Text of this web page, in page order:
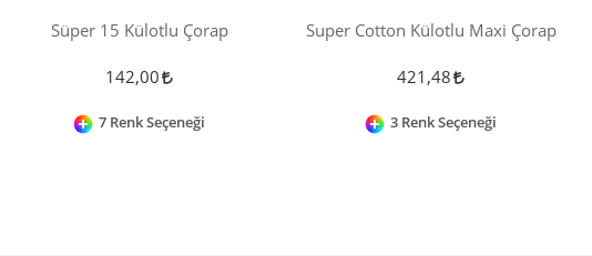
Süper 15 Külotlu Çorap
142,00
7 Renk Seçeneği
Super Cotton Külotlu Maxi Çorap
421,48
3 Renk Seçeneği